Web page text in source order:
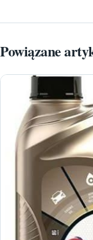
Powiązane